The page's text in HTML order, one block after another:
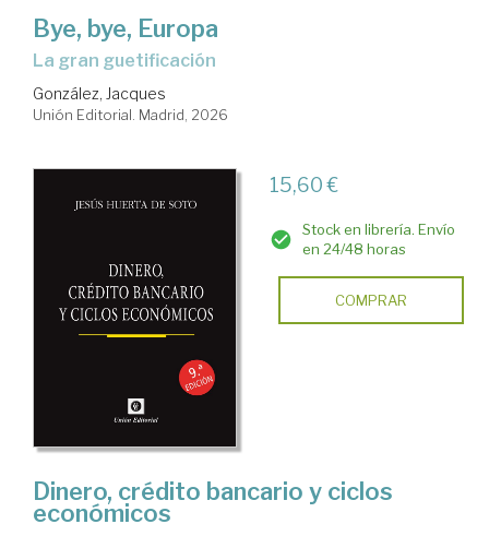
Bye, bye, Europa
La gran guetificación
González, Jacques
Unión Editorial. Madrid, 2026
15,60 €
Stock en librería. Envío
en 24/48 horas
COMPRAR
Dinero, crédito bancario y ciclos
económicos